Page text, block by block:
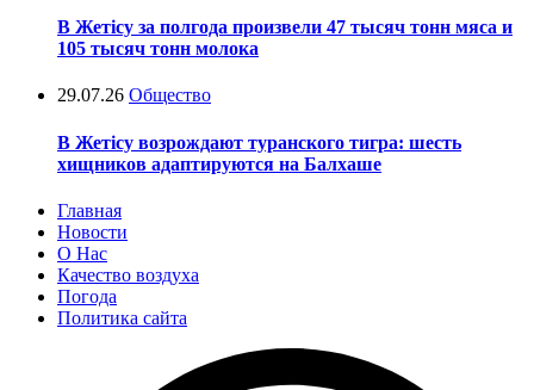
В Жетісу за полгода произвели 47 тысяч тонн мяса и
105 тысяч тонн молока
29.07.26 Общество
В Жетісу возрождают туранского тигра: шесть
хищников адаптируются на Балхаше
Главная
Новости
О Нас
Качество воздуха
Погода
Политика сайта